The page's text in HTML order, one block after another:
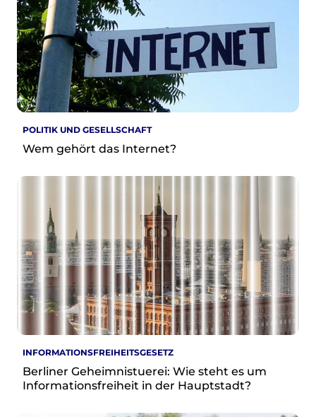
POLITIK UND GESELLSCHAFT
Wem gehört das Internet?
INFORMATIONSFREIHEITSGESETZ
Berliner Geheimnistuerei: Wie steht es um
Informationsfreiheit in der Hauptstadt?